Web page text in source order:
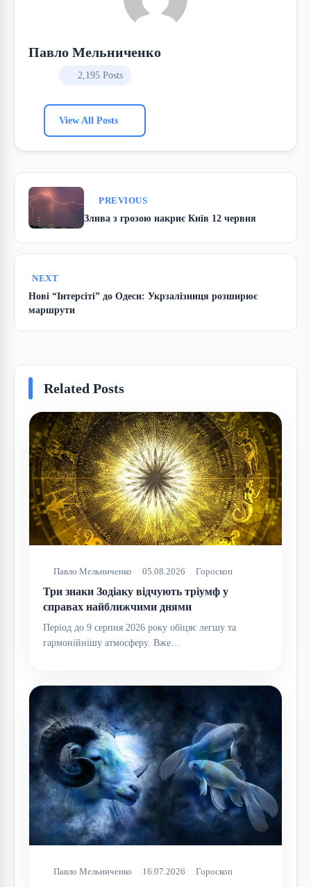
Павло Мельниченко
2,195 Posts
View All Posts
PREVIOUS
Злива з грозою накриє Київ 12 червня
NEXT
Нові “Інтерсіті” до Одеси: Укрзалізниця розширює
маршрути
Related Posts
Павло Мельниченко 05.08.2026 Гороскоп
Три знаки Зодіаку відчують тріумф у
справах найближчими днями
Період до 9 серпня 2026 року обіцяє легшу та
гармонійнішу атмосферу. Вже…
Павло Мельниченко 16.07.2026 Гороскоп